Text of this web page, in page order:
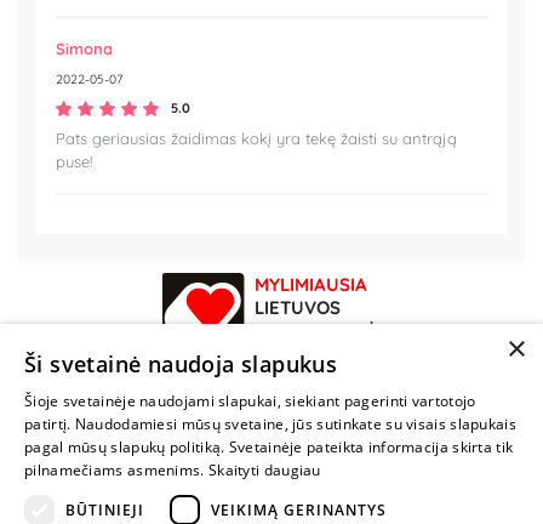
Simona
2022-05-07
5.0
Pats geriausias žaidimas kokį yra tekę žaisti su antrąją
puse!
MYLIMIAUSIA
LIETUVOS
ELEKTRONINĖ
PARDUOTUVĖ
NENUSTOK
ŽAISTI
+370 600 84088
×
Ši svetainė naudoja slapukus
Šioje svetainėje naudojami slapukai, siekiant pagerinti vartotojo
patirtį. Naudodamiesi mūsų svetaine, jūs sutinkate su visais slapukais
pagal mūsų slapukų politiką. Svetainėje pateikta informacija skirta tik
pilnamečiams asmenims. Skaityti daugiau
BŪTINIEJI
VEIKIMĄ GERINANTYS